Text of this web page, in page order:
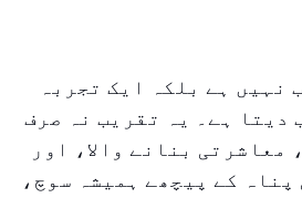
نہیں ہے بلکہ ایک تجربہ
دیتا ہے۔ یہ تقریب نہ صرف
بنانے والا، اور
پناہ کے پیچھے ہمیشہ سوچ،